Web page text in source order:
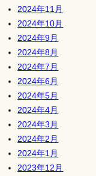
2024年11月
2024年10月
2024年9月
2024年8月
2024年7月
2024年6月
2024年5月
2024年4月
2024年3月
2024年2月
2024年1月
2023年12月